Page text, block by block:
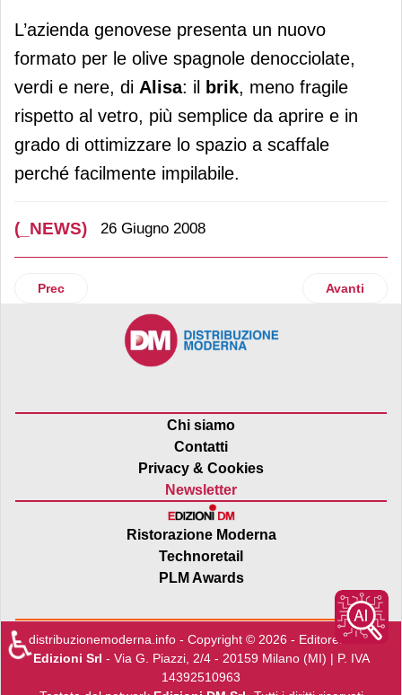
Icat Food
L’azienda genovese presenta un nuovo
formato per le olive spagnole denocciolate,
verdi e nere, di Alisa: il brik, meno fragile
rispetto al vetro, più semplice da aprire e in
grado di ottimizzare lo spazio a scaffale
perché facilmente impilabile.
(_NEWS) 26 Giugno 2008
Articolo precedente: Coldiretti
Prec Articolo
Avanti
Chi siamo
Contatti
Privacy & Cookies
Newsletter
Ristorazione Moderna
Technoretail
PLM Awards
distribuzionemoderna.info - Copyright © 2026 - Editore:Edra
Edizioni Srl - Via G. Piazzi, 2/4 - 20159 Milano (MI) | P. IVA
14392510963